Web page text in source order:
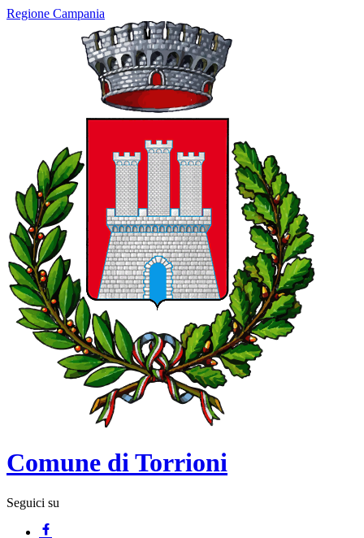
Regione Campania
Comune di Torrioni
Seguici su